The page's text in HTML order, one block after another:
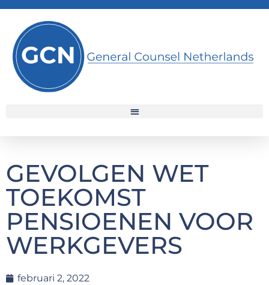
GEVOLGEN WET
TOEKOMST
PENSIOENEN VOOR
WERKGEVERS
februari 2, 2022